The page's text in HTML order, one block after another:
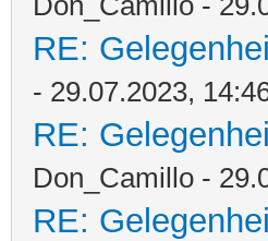
RE:
- 29.07.2023,
RE:
Don_Camillo -
RE: